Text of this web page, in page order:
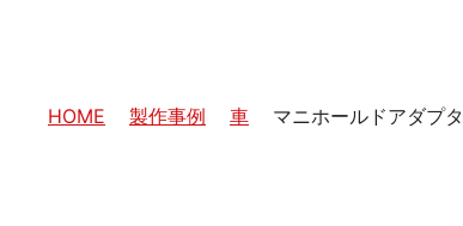
HOME 製作事例 車 マニホールドアダプタ